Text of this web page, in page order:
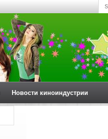
Новости киноиндустрии